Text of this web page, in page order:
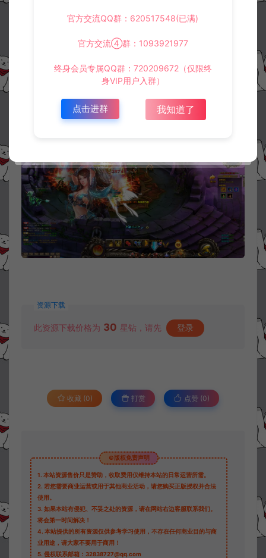
资源下载
此资源下载价格为 30 星钻，请先 登录
收藏 (0) 打赏 点赞 (0)
©版权免责声明
1. 本站资源售价只是赞助，收取费用仅维持本站的日常运营所需。
2. 若您需要商业运营或用于其他商业活动，请您购买正版授权并合法
使用。
3. 如果本站有侵犯、不妥之处的资源，请在网站右边客服联系我们。
将会第一时间解决！
4. 本站提供的所有资源仅供参考学习使用，不存在任何商业目的与商
业用途，请大家不要用于商用！
5. 侵权联系邮箱：32838727@qq.com
官方交流QQ群：620517548(已满)
官方交流④群：1093921977
终身会员专属QQ群：720209672（仅限终
身VIP用户入群）
点击进群 我知道了